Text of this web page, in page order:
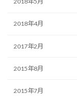
2018年4月
2017年2月
2015年8月
2015年7月